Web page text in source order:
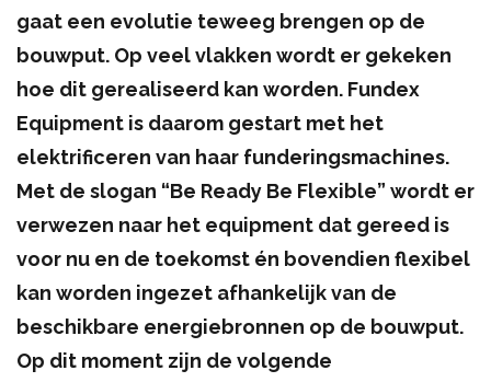
gaat een evolutie teweeg brengen op de
bouwput. Op veel vlakken wordt er gekeken
hoe dit gerealiseerd kan worden. Fundex
Equipment is daarom gestart met het
elektrificeren van haar funderingsmachines.
Met de slogan “Be Ready Be Flexible” wordt er
verwezen naar het equipment dat gereed is
voor nu en de toekomst én bovendien flexibel
kan worden ingezet afhankelijk van de
beschikbare energiebronnen op de bouwput.
Op dit moment zijn de volgende